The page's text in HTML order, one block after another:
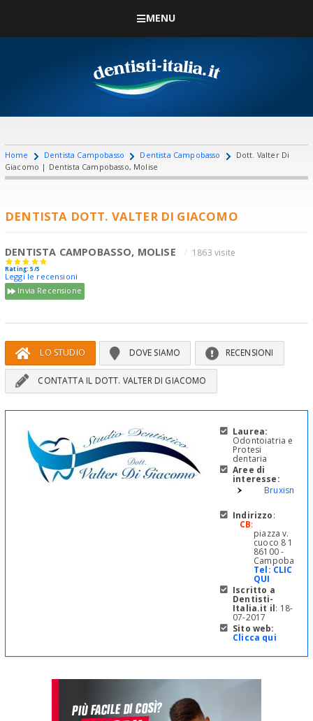
MENU
Home Dentista Campobasso Dentista Campobasso
Dott. Valter Di
Giacomo | Dentista Campobasso, Molise
DENTISTA DOTT. VALTER DI GIACOMO
DENTISTA CAMPOBASSO, MOLISE 1863 visite
Rating: 5/5
Leggi le recensioni
Invia Recensione
LO STUDIO DOVE SIAMO RECENSIONI
CONTATTA IL DOTT. VALTER DI GIACOMO
Laurea:
Odontoiatria e
Protesi
dentaria
Aree di
interesse:
Bruxismo
Indirizzo:
CB:
piazza v.
cuoco 8 10
86100 -
Campobasso
Tel: CLICCA
QUI
Iscritto a
Dentisti-
Italia.it il: 18-
07-2017
Sito web:
Clicca qui